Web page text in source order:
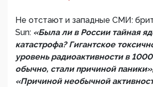
Не отстают и западные СМИ:
Sun: «Была ли в России тайная
катастрофа? Гигантское
уровень радиоактивности в
обычно, стали причиной
«Причиной необычной